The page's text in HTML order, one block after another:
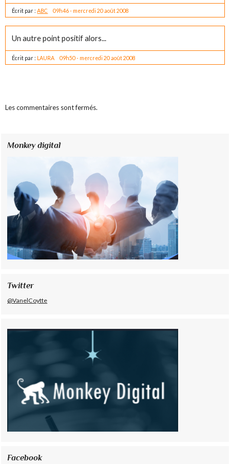
Écrit par :ABC 09h46- mercredi 20 août 2008
Un autre point positif alors...
Écrit par : LAURA 09h50- mercredi 20 août 2008
Les commentaires sont fermés.
Monkey digital
Twitter
@VanelCoytte
Facebook